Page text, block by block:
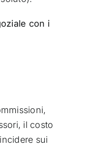
con i
il costo
sui